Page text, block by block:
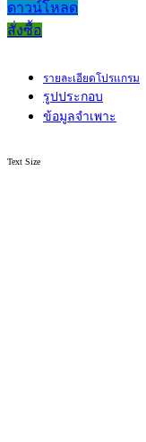
ดาวน์โหลด
สั่งซื้อ
รายละเอียดโปรแกรม
รูปประกอบ
ข้อมูลจำเพาะ
Text Size